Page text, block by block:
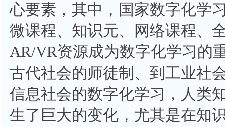
心要素，其中，国家数字化学
微课程、知识元、网络课程、
AR/VR资源成为数字化学习的
古代社会的师徒制、到工业社
信息社会的数字化学习，人类
生了巨大的变化，尤其是在知